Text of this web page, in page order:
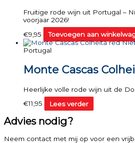
Fruitige rode wijn uit Portugal –
voorjaar 2026!
€9,95
Toevoegen aan
Portugal
Monte Cascas
Heerlijke volle rode wijn uit de
€11,95 Lees verder
Advies nodig?
Neem contact met mij op voor een